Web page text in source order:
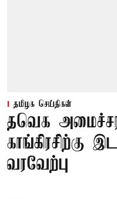
தமிழக செய்திகள்
தவெக
காங்கிரசிற்கு
வரவேற்பு